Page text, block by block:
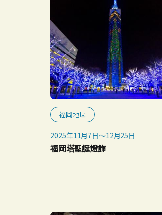
福岡地區
2025年11月7日～12月25日
福岡塔聖誕燈飾